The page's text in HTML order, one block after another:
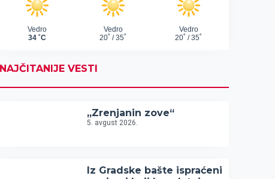
NAJČITANIJE VESTI
„Zrenjanin zove“
5. avgust 2026.
Iz Gradske bašte ispraćeni